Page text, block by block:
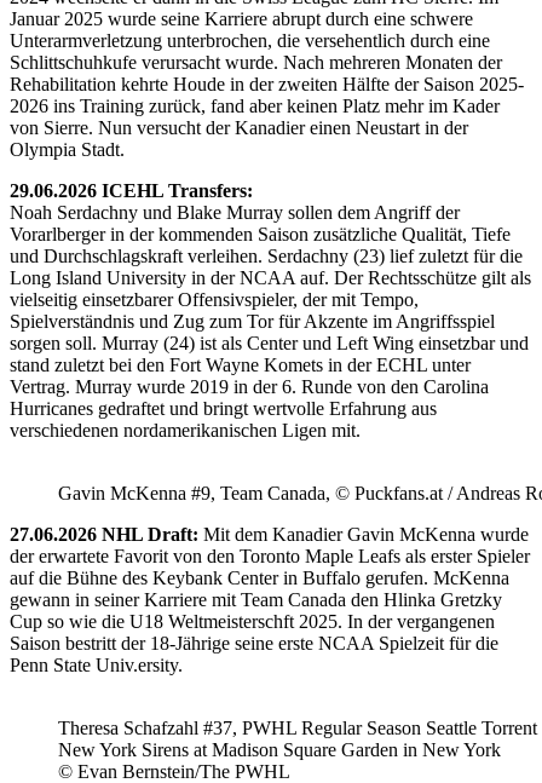
Januar 2025 wurde seine Karriere abrupt durch eine schwere
Unterarmverletzung unterbrochen, die versehentlich durch eine
Schlittschuhkufe verursacht wurde. Nach mehreren Monaten der
Rehabilitation kehrte Houde in der zweiten Hälfte der Saison 2025-
2026 ins Training zurück, fand aber keinen Platz mehr im Kader
von Sierre. Nun versucht der Kanadier einen Neustart in der
Olympia Stadt.
29.06.2026 ICEHL Transfers:
Noah Serdachny und Blake Murray sollen dem Angriff der
Vorarlberger in der kommenden Saison zusätzliche Qualität, Tiefe
und Durchschlagskraft verleihen. Serdachny (23) lief zuletzt für die
Long Island University in der NCAA auf. Der Rechtsschütze gilt als
vielseitig einsetzbarer Offensivspieler, der mit Tempo,
Spielverständnis und Zug zum Tor für Akzente im Angriffsspiel
sorgen soll. Murray (24) ist als Center und Left Wing einsetzbar und
stand zuletzt bei den Fort Wayne Komets in der ECHL unter
Vertrag. Murray wurde 2019 in der 6. Runde von den Carolina
Hurricanes gedraftet und bringt wertvolle Erfahrung aus
verschiedenen nordamerikanischen Ligen mit.
Gavin McKenna #9, Team Canada, © Puckfans.at / Andreas
27.06.2026 NHL Draft: Mit dem Kanadier Gavin McKenna wurde
der erwartete Favorit von den Toronto Maple Leafs als erster Spieler
auf die Bühne des Keybank Center in Buffalo gerufen. McKenna
gewann in seiner Karriere mit Team Canada den Hlinka Gretzky
Cup so wie die U18 Weltmeisterschft 2025. In der vergangenen
Saison bestritt der 18-Jährige seine erste NCAA Spielzeit für die
Penn State Univ.ersity.
Theresa Schafzahl #37, PWHL Regular Season Seattle Torrent
New York Sirens at Madison Square Garden in New York
© Evan Bernstein/The PWHL